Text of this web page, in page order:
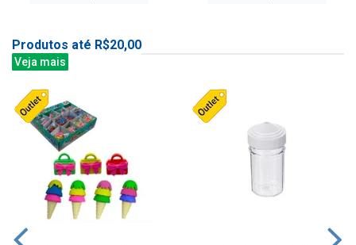
Produtos até R$20,00
Veja mais